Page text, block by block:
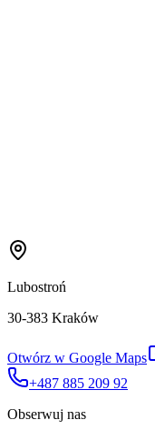
Lubostroń
30-383 Kraków
Otwórz w Google Maps
+487 885 209 92
Obserwuj nas